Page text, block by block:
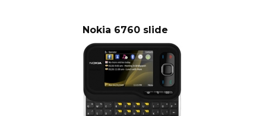
Nokia 6760 slide